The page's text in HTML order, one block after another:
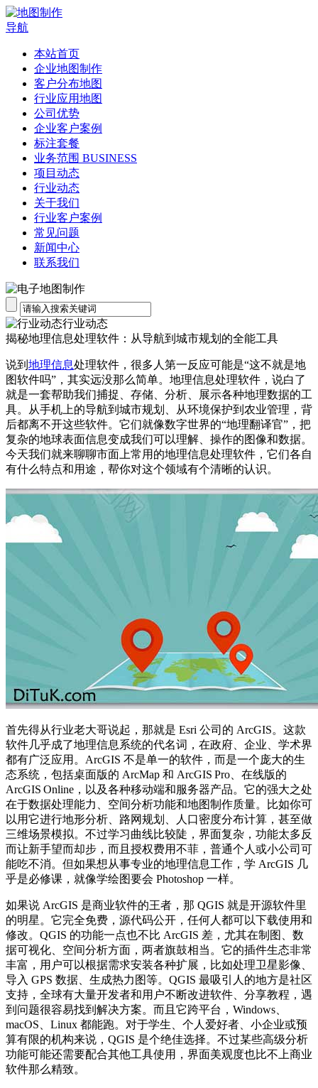
导航
本站首页
企业地图制作
客户分布地图
行业应用地图
公司优势
企业客户案例
标注套餐
业务范围 BUSINESS
项目动态
行业动态
关于我们
行业客户案例
常见问题
新闻中心
联系我们
行业动态
揭秘地理信息处理软件：从导航到城市规划的全能工具
说到 地理信息处理软件，很多人第一反应可能是“这不就是地
图软件吗”，其实远没那么简单。地理信息处理软件，说白了
就是一套帮助我们捕捉、存储、分析、展示各种地理数据的工
具。从手机上的导航到城市规划、从环境保护到农业管理，背
后都离不开这些软件。它们就像数字世界的“地理翻译官”，把
复杂的地球表面信息变成我们可以理解、操作的图像和数据。
今天我们就来聊聊市面上常用的地理信息处理软件，它们各自
有什么特点和用途，帮你对这个领域有个清晰的认识。
首先得从行业老大哥说起，那就是 Esri 公司的 ArcGIS。这款
软件几乎成了地理信息系统的代名词，在政府、企业、学术界
都有广泛应用。ArcGIS 不是单一的软件，而是一个庞大的生
态系统，包括桌面版的 ArcMap 和 ArcGIS Pro、在线版的
ArcGIS Online，以及各种移动端和服务器产品。它的强大之处
在于数据处理能力、空间分析功能和地图制作质量。比如你可
以用它进行地形分析、路网规划、人口密度分布计算，甚至做
三维场景模拟。不过学习曲线比较陡，界面复杂，功能太多反
而让新手望而却步，而且授权费用不菲，普通个人或小公司可
能吃不消。但如果想从事专业的地理信息工作，学 ArcGIS 几
乎是必修课，就像学绘图要会 Photoshop 一样。
如果说 ArcGIS 是商业软件的王者，那 QGIS 就是开源软件里
的明星。它完全免费，源代码公开，任何人都可以下载使用和
修改。QGIS 的功能一点也不比 ArcGIS 差，尤其在制图、数
据可视化、空间分析方面，两者旗鼓相当。它的插件生态非常
丰富，用户可以根据需求安装各种扩展，比如处理卫星影像、
导入 GPS 数据、生成热力图等。QGIS 最吸引人的地方是社区
支持，全球有大量开发者和用户不断改进软件、分享教程，遇
到问题很容易找到解决方案。而且它跨平台，Windows、
macOS、Linux 都能跑。对于学生、个人爱好者、小企业或预
算有限的机构来说，QGIS 是个绝佳选择。不过某些高级分析
功能可能还需要配合其他工具使用，界面美观度也比不上商业
软件那么精致。